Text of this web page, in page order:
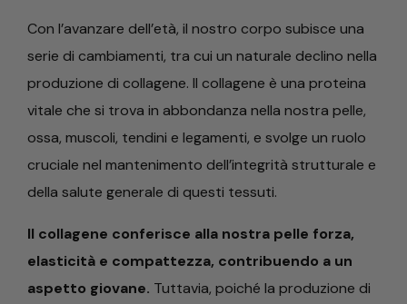
Con l’avanzare dell’età, il nostro corpo subisce una
serie di cambiamenti, tra cui un naturale declino nella
produzione di collagene. Il collagene è una proteina
vitale che si trova in abbondanza nella nostra pelle,
ossa, muscoli, tendini e legamenti, e svolge un ruolo
cruciale nel mantenimento dell’integrità strutturale e
della salute generale di questi tessuti.
Il collagene conferisce alla nostra pelle forza,
elasticità e compattezza, contribuendo a un
aspetto giovane. Tuttavia, poiché la produzione di